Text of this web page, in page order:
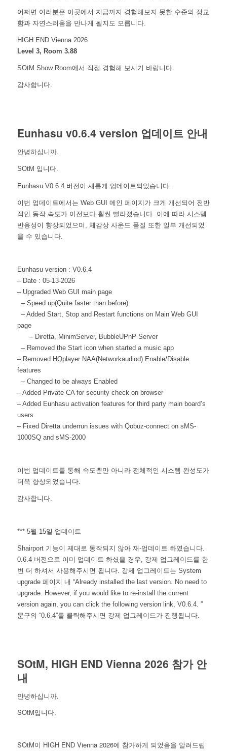
어쩌면 여러분은 이곳에서 지금까지 경험해보지 못한 수준의 정교
함과 자연스러움을 만나게 될지도 모릅니다.
HIGH END Vienna 2026
Level 3, Room 3.88
SOtM Show Room에서 직접 경험해 보시기 바랍니다.
감사합니다.
Eunhasu v0.6.4 version 업데이트 안내
안녕하십니까.
SOtM 입니다.
Eunhasu V0.6.4 버전이 새롭게 업데이트되었습니다.
이번 업데이트에서는 Web GUI 메인 페이지가 크게 개선되어 전반
적인 동작 속도가 이전보다 훨씬 빨라졌습니다. 이에 따라 시스템
반응성이 향상되었으며, 체감상 사운드 품질 또한 일부 개선되었
을 수 있습니다.
Eunhasu version : V0.6.4
– Date : 05-13-2026
– Upgraded Web GUI main page
– Speed up(Quite faster than before)
– Added Start, Stop and Restart functions on Main Web GUI
page
– Diretta, MinimServer, BubbleUPnP Server
– Removed the Start icon when started a music app
– Removed HQplayer NAA(Networkaudiod) Enable/Disable
features
– Changed to be always Enabled
– Added Private CA for security check on browser
– Added Eunhasu activation features for third party main board’s
users
– Fixed Diretta underrun issues with Qobuz-connect on sMS-
1000SQ and sMS-2000
이번 업데이트를 통해 속도뿐만 아니라 전체적인 시스템 완성도가
더욱 향상되었습니다.
감사합니다.
*** 5월 15일 업데이트
Shairport 기능이 제대로 동작되지 않아 재-업데이트 하였습니다.
0.6.4 버전으로 이미 업데이트 하셨을 경우, 강제 업그레이드를 한
번 더 하셔서 사용해주시면 됩니다. 강제 업그레이드는 System
upgrade 페이지 내 “Already installed the last version. No need to
upgrade. However, if you would like to re-install the current
version again, you can click the following version link, V0.6.4. ”
문구의 “0.6.4”를 클릭해주시면 강제 업그레이드가 진행됩니다.
SOtM, HIGH END Vienna 2026 참가 안
내
안녕하십니까.
SOtM입니다.
SOtM이 HIGH END Vienna 2026에 참가하게 되었음을 알려드립